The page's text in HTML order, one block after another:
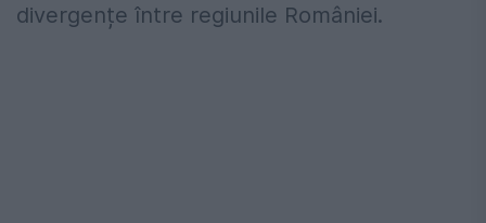
divergențe între regiunile României.